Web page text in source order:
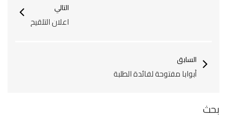
التالي
اعلان التلقيح
السابق
أبوابا مفتوحة لفائدة الطلبة
بحث